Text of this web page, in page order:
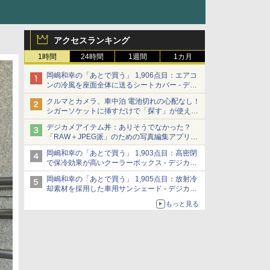
アクセスランキング
1時間 24時間 1週間 1カ月
岡嶋和幸の「あとで買う」 1,906点目：エアコ
ンの冷風を座面全体に送るシートカバー - デジ
カメ Watch
クルマとカメラ、車中泊 電池切れの心配なし！
シガーソケットに挿すだけで「探す」が使える
スマートタグ - デジカメ Watch
デジカメアイテム丼：ありそうでなかった？
「RAW＋JPEG派」のための写真編集アプリ
カメラデフォルトのJPEGを大切にする
「Filmator」
岡嶋和幸の「あとで買う」 1,903点目：高密閉
で保冷効果が高いクーラーボックス - デジカメ
Watch
岡嶋和幸の「あとで買う」 1,905点目：放射冷
却素材を採用した車用サンシェード - デジカメ
もっと見る